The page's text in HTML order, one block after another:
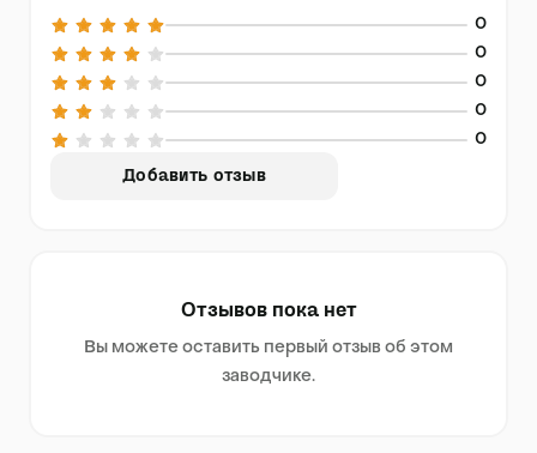
0
0
0
0
0
Добавить отзыв
Отзывов пока нет
Вы можете оставить первый отзыв об этом
заводчике.